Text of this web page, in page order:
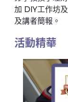
加 DIY工作坊
及講者簡報。
活動精華